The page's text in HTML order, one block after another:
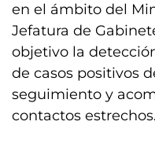
en el ámbito del
Jefatura de
objetivo la
de casos positivos
seguimiento y
contactos estrechos.